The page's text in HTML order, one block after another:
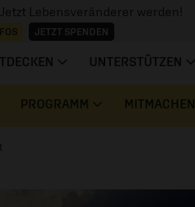
Lebensveränderer werden!
JETZT SPENDEN
UNTERSTÜTZEN
PROGRAMM MITMACHEN